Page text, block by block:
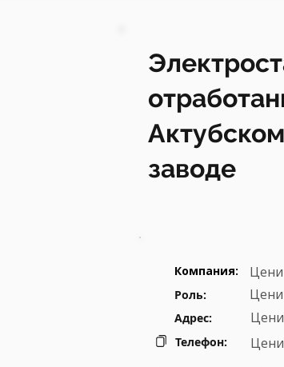
заводе
Компания:
Роль:
Адрес:
Телефон: